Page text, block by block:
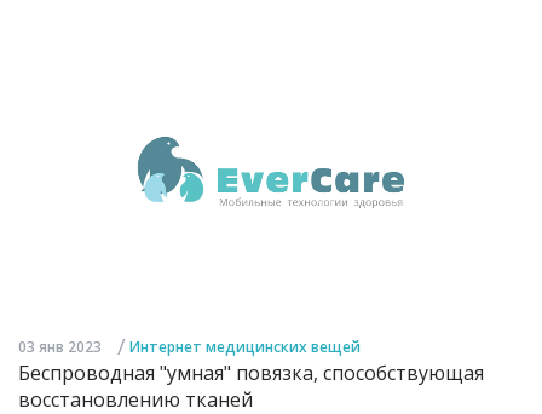
03 янв 2023 / Интернет медицинских вещей
Беспроводная "умная" повязка, способствующая
восстановлению тканей